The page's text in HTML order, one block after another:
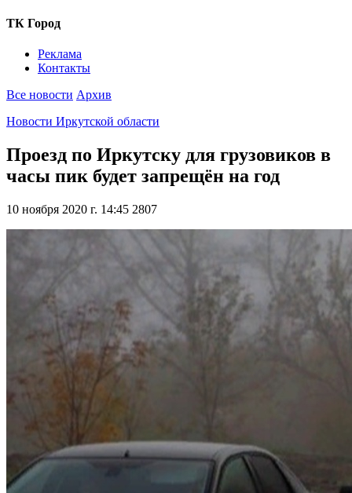
ТК Город
Реклама
Контакты
Все новости Архив
Новости Иркутской области
Проезд по Иркутску для грузовиков в
часы пик будет запрещён на год
10 ноября 2020 г. 14:45 2807